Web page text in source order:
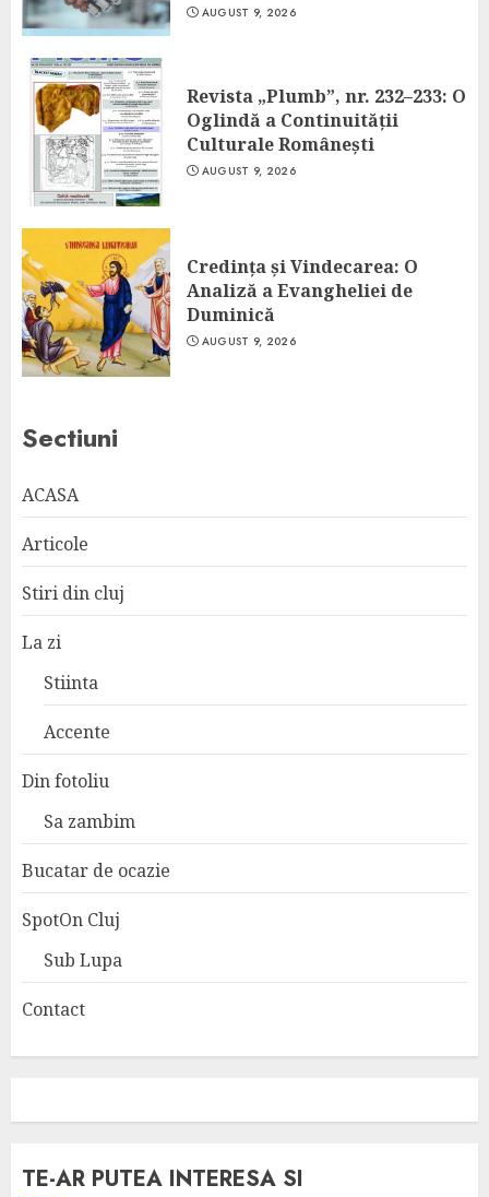
AUGUST 9, 2026
Revista „Plumb”, nr. 232–233: O
Oglindă a Continuității
Culturale Românești
AUGUST 9, 2026
Credința și Vindecarea: O
Analiză a Evangheliei de
Duminică
AUGUST 9, 2026
Sectiuni
ACASA
Articole
Stiri din cluj
La zi
Stiinta
Accente
Din fotoliu
Sa zambim
Bucatar de ocazie
SpotOn Cluj
Sub Lupa
Contact
TE-AR PUTEA INTERESA SI